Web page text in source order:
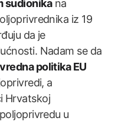
sudionikana
iz 19
da je
Nadam se da
politika EU
a
Hrvatskoj
u